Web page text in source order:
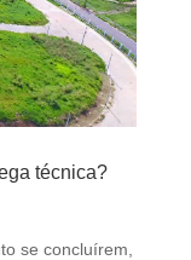
técnica?
se concluírem,